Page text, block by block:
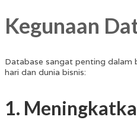
Kegunaan
Database sangat penting dalam
hari dan dunia bisnis:
1.